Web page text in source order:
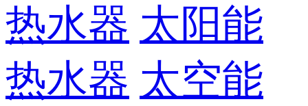
热水器 太阳能
热水器 太空能